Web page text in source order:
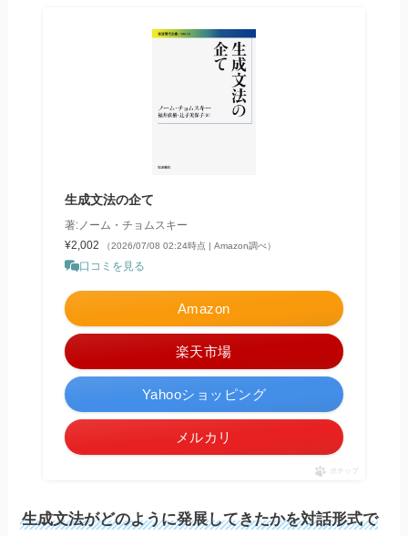
生成文法の企て
著:ノーム・チョムスキー
¥2,002
（2026/07/08 02:24時点 | Amazon調べ）
口コミを見る
Amazon
楽天市場
Yahooショッピング
メルカリ
ポチップ
生成文法がどのように発展してきたかを対話形式で